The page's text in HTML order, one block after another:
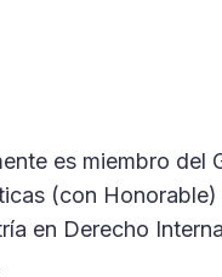
es miembro del
(con Honorable)
en Derecho